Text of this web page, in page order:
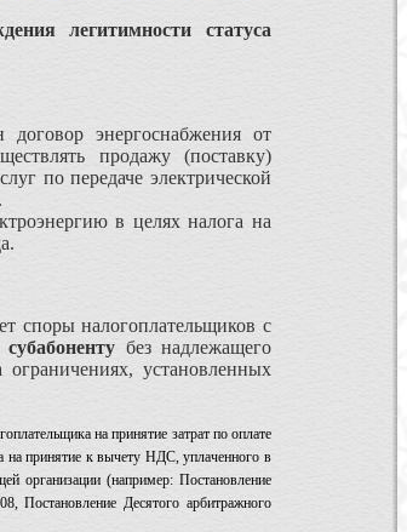
легитимности статуса
энергоснабжения от
продажу (поставку)
по передаче электрической
в целях налога на
споры налогоплательщиков с
без надлежащего
установленных
на принятие затрат по оплате
на принятие к вычету НДС, уплаченного в
организации (например: Постановление
Десятого арбитражного